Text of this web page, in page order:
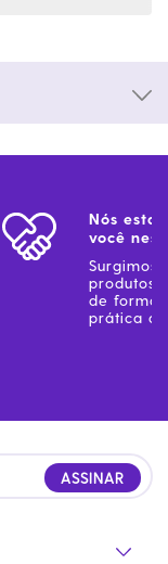
Nós
você
Surgimos
produtos
de forma
prática
ASSINAR